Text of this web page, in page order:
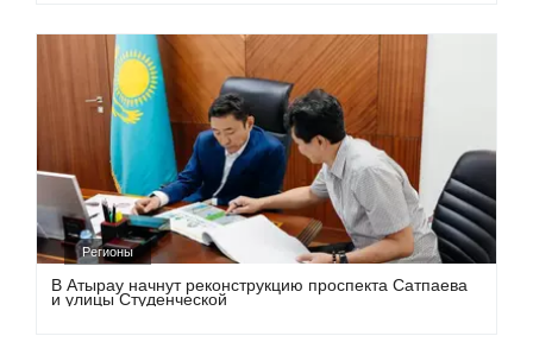
Регионы
В Атырау начнут реконструкцию проспекта Сатпаева
и улицы Студенческой